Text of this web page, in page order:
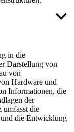
in die
Darstellung von
von
Hardware und
Informationen, die
der
umfasst die
und die Entwicklung